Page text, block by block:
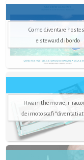
Come diventare
e steward di bordo
Riva in the movie, il
dei motoscafi “diventati